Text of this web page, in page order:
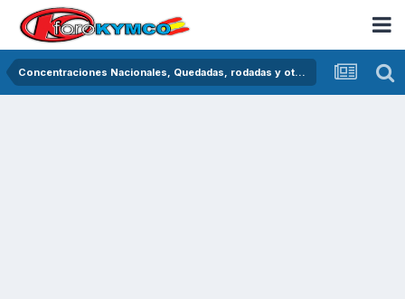
Concentraciones Nacionales, Quedadas, rodadas y otras crónicas del asfalto